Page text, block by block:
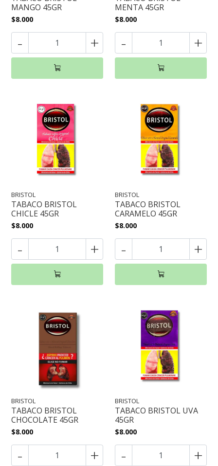
MANGO 45GR
$8.000
- +
MENTA 45GR
$8.000
- +
BRISTOL
TABACO BRISTOL
CHICLE 45GR
$8.000
- +
BRISTOL
TABACO BRISTOL
CARAMELO 45GR
$8.000
- +
BRISTOL
TABACO BRISTOL
CHOCOLATE 45GR
$8.000
- +
BRISTOL
TABACO BRISTOL UVA
45GR
$8.000
- +